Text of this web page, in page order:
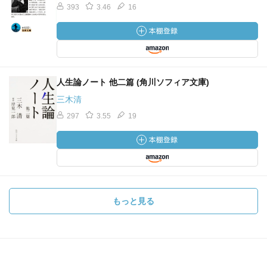
393 3.46 16
人生論ノート 他二篇 (角川ソフィア文庫)
三木清
297 3.55 19
もっと見る